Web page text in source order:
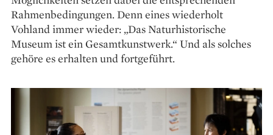
Rahmenbedingungen. Denn eines ­wiederholt
Vohland immer wieder: „Das Naturhistorische
Museum ist ein Gesamtkunstwerk.“ Und als ­solches
gehöre es erhalten und fortgeführt.